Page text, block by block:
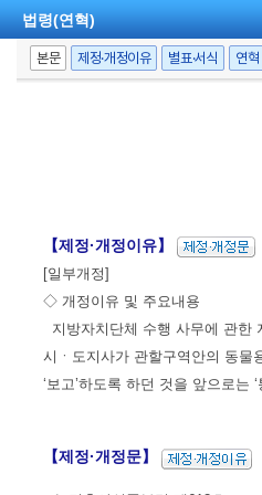
법령(연혁)
본문 제정·개정이유 별표·서식 연혁
【제정·개정이유】
[일부개정]
◇ 개정이유 및 주요내용
지방자치단체 수행 사무에 관한
시ㆍ도지사가 관할구역안의 동물
‘보고’하도록 하던 것을 앞으로는
【제정·개정문】